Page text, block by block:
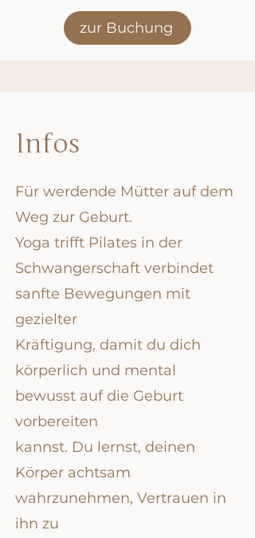
zur Buchung
Infos
Für werdende Mütter auf dem
Weg zur Geburt.
Yoga trifft Pilates in der
Schwangerschaft verbindet
sanfte Bewegungen mit
gezielter
Kräftigung, damit du dich
körperlich und mental
bewusst auf die Geburt
vorbereiten
kannst. Du lernst, deinen
Körper achtsam
wahrzunehmen, Vertrauen in
ihn zu